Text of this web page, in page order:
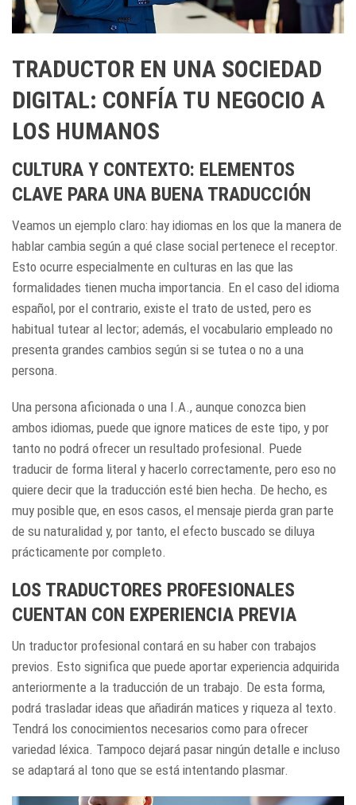
TRADUCTOR EN UNA SOCIEDAD
DIGITAL: CONFÍA TU NEGOCIO A
LOS HUMANOS
CULTURA Y CONTEXTO: ELEMENTOS
CLAVE PARA UNA BUENA TRADUCCIÓN
Veamos un ejemplo claro: hay idiomas en los que la manera de
hablar cambia según a qué clase social pertenece el receptor.
Esto ocurre especialmente en culturas en las que las
formalidades tienen mucha importancia. En el caso del idioma
español, por el contrario, existe el trato de usted, pero es
habitual tutear al lector; además, el vocabulario empleado no
presenta grandes cambios según si se tutea o no a una
persona.
Una persona aficionada o una I.A., aunque conozca bien
ambos idiomas, puede que ignore matices de este tipo, y por
tanto no podrá ofrecer un resultado profesional. Puede
traducir de forma literal y hacerlo correctamente, pero eso no
quiere decir que la traducción esté bien hecha. De hecho, es
muy posible que, en esos casos, el mensaje pierda gran parte
de su naturalidad y, por tanto, el efecto buscado se diluya
prácticamente por completo.
LOS TRADUCTORES PROFESIONALES
CUENTAN CON EXPERIENCIA PREVIA
Un traductor profesional contará en su haber con trabajos
previos. Esto significa que puede aportar experiencia adquirida
anteriormente a la traducción de un trabajo. De esta forma,
podrá trasladar ideas que añadirán matices y riqueza al texto.
Tendrá los conocimientos necesarios como para ofrecer
variedad léxica. Tampoco dejará pasar ningún detalle e incluso
se adaptará al tono que se está intentando plasmar.